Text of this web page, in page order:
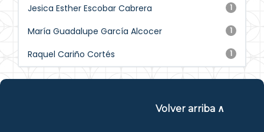
1
Jesica Esther Escobar Cabrera
1
María Guadalupe García Alcocer
1
Raquel Cariño Cortés
Volver arriba ∧